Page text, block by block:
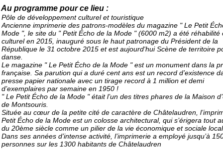
Au programme pour ce lieu :
Pôle de développement culturel et touristique
Ancienne imprimerie des patrons-modèles du magazine " Le Petit
Mode ", le site du " Petit Écho de la Mode " (6000 m2) a été réhabilité
culturel en 2015, inauguré sous le haut patronage du Président de la
République le 31 octobre 2015 et est aujourd'hui Scène de territoire
danse.
Le magazine " Le Petit Écho de la Mode " est un monument dans la
française. Sa parution qui a duré cent ans est un record d’existence
presse papier nationale avec un tirage record à 1 million et demi
d’exemplaires par semaine en 1950 !
" Le Petit Écho de la Mode " était l’un des titres phares de la Maison
de Montsouris.
Située au cœur de la petite cité de caractère de Châtelaudren,
Petit Écho de la Mode est un colosse architectural, qui s’érigera tout
du 20ème siècle comme un pilier de la vie économique et sociale
Dans ses années d’intense activité, l’imprimerie a employé jusqu’à
personnes sur les 1300 habitants de Châtelaudren